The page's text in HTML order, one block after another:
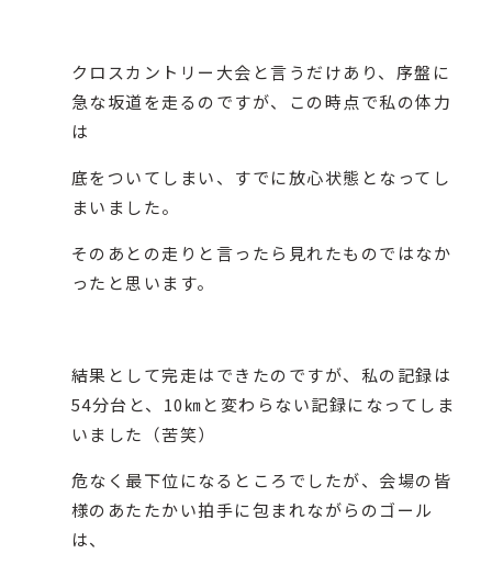
クロスカントリー大会と言うだけあり、序盤に
急な坂道を走るのですが、この時点で私の体力
は
底をついてしまい、すでに放心状態となってし
まいました。
そのあとの走りと言ったら見れたものではなか
ったと思います。
結果として完走はできたのですが、私の記録は
54分台と、10㎞と変わらない記録になってしま
いました（苦笑）
危なく最下位になるところでしたが、会場の皆
様のあたたかい拍手に包まれながらのゴール
は、